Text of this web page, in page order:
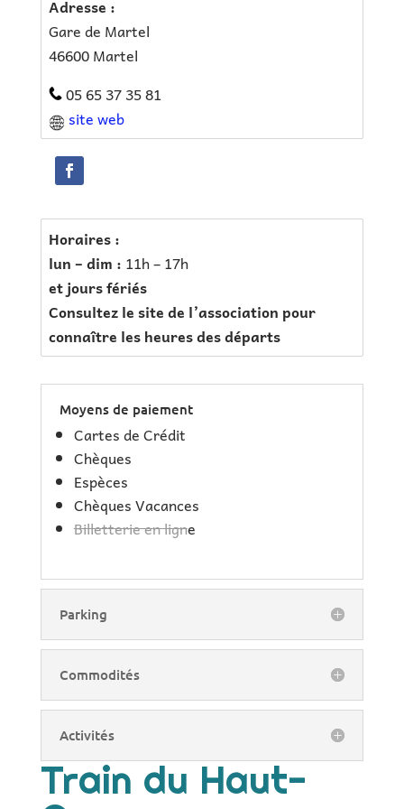
Adresse :
Gare de Martel
46600 Martel
05 65 37 35 81
site web
Horaires :
lun – dim : 11h – 17h
et jours fériés
Consultez le site de l’association pour
connaître les heures des départs
Moyens de paiement
Cartes de Crédit
Chèques
Espèces
Chèques Vacances
Billetterie en ligne
Parking
Commodités
Activités
Train du Haut-